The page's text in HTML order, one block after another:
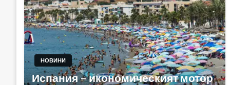
НОВИНИ
Испания – икономическият мотор